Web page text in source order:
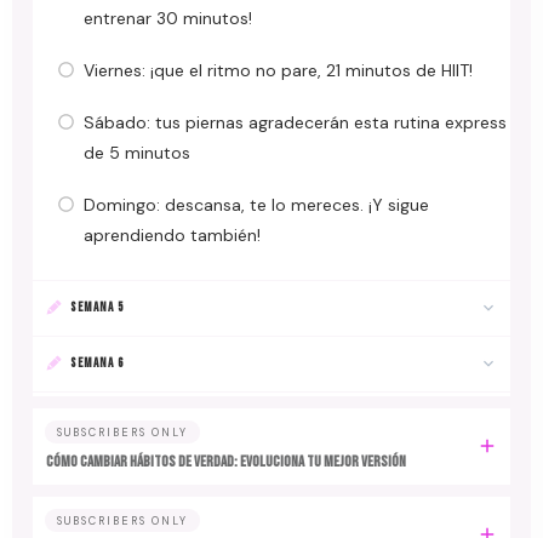
entrenar 30 minutos!
Viernes: ¡que el ritmo no pare, 21 minutos de HIIT!
Sábado: tus piernas agradecerán esta rutina express
de 5 minutos
Domingo: descansa, te lo mereces. ¡Y sigue
aprendiendo también!
SEMANA 5
SEMANA 6
SUBSCRIBERS ONLY
Cómo cambiar hábitos de verdad: evoluciona tu mejor versión
SUBSCRIBERS ONLY